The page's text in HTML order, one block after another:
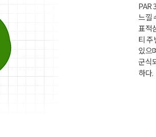
PAR
느낄
표적
티 주
있으
군식
하다.